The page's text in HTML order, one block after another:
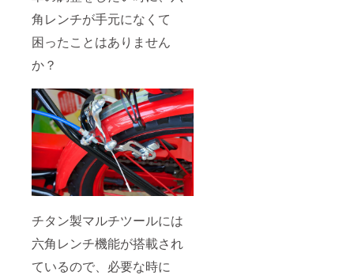
角レンチが手元になくて
困ったことはありません
か？
チタン製マルチツールには
六角レンチ機能が搭載され
ているので、必要な時に